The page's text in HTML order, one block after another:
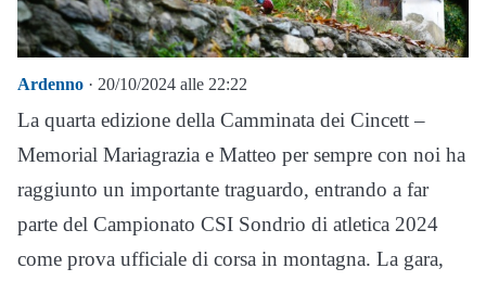
Ardenno · 20/10/2024 alle 22:22
La quarta edizione della Camminata dei Cincett –
Memorial Mariagrazia e Matteo per sempre con noi ha
raggiunto un importante traguardo, entrando a far
parte del Campionato CSI Sondrio di atletica 2024
come prova ufficiale di corsa in montagna. La gara,